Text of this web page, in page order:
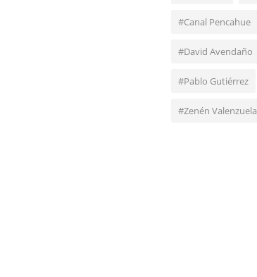
#Canal Pencahue
#David Avendaño
#Pablo Gutiérrez
#Zenén Valenzuela